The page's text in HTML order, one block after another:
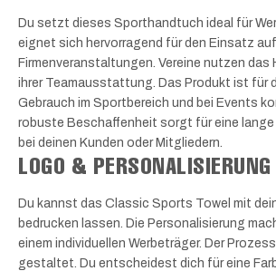
Du setzt dieses Sporthandtuch ideal für
eignet sich hervorragend für den Einsatz
Firmenveranstaltungen. Vereine nutzen das
ihrer Teamausstattung. Das Produkt ist für
Gebrauch im Sportbereich und bei Events
robuste Beschaffenheit sorgt für eine
bei deinen Kunden oder Mitgliedern.
LOGO & PERSONALISIERUNG
Du kannst das Classic Sports Towel mit
bedrucken lassen. Die Personalisierung
einem individuellen Werbeträger. Der
gestaltet. Du entscheidest dich für eine